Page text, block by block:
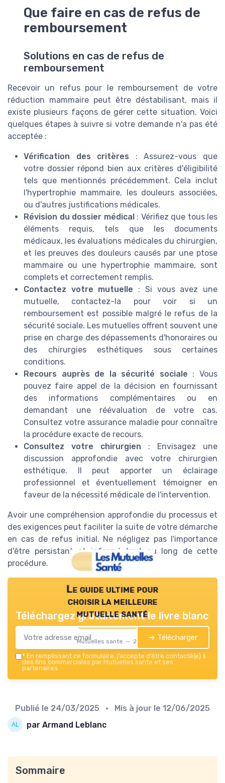
Que faire en cas de refus de
remboursement
Solutions en cas de refus de
remboursement
Recevoir un refus pour le remboursement de votre
réduction mammaire peut être déstabilisant, mais il
existe plusieurs façons de gérer cette situation. Voici
quelques étapes à suivre si votre demande n'a pas été
acceptée :
Vérification des critères : Assurez-vous que
votre dossier répond bien aux critères d'éligibilité
tels que mentionnés précédemment. Cela inclut
l'hypertrophie mammaire, les douleurs associées,
ou d'autres justifications médicales.
Révision du dossier médical : Vérifiez que tous les
éléments requis, tels que les documents
médicaux, les évaluations médicales du chirurgien,
et les preuves des douleurs causés par une ptose
mammaire ou une hypertrophie mammaire, sont
complets et correctement remplis.
Contactez votre mutuelle : Si vous avez une
mutuelle, contactez-la pour voir si un
remboursement est possible malgré le refus de la
sécurité sociale. Les mutuelles offrent souvent une
prise en charge des dépassements d'honoraires ou
des chirurgies esthétiques sous certaines
conditions.
Recours auprès de la sécurité sociale : Vous
pouvez faire appel de la décision en fournissant
des informations complémentaires ou en
demandant une réévaluation de votre cas.
Consultez votre assurance maladie pour connaître
la procédure exacte de recours.
Consultez votre chirurgien : Envisagez une
discussion approfondie avec votre chirurgien
esthétique. Il peut apporter un éclairage
professionnel et éventuellement témoigner en
faveur de la nécessité médicale de l'intervention.
Avoir une compréhension approfondie du processus et
des exigences peut faciliter la suite de votre démarche
en cas de refus initial. Ne négligez pas l'importance
d'être persistant et informé tout au long de cette
procédure.
Le guide ultime pour
choisir la meilleure
mutuelle santé
Mutuelles sante — 2026
Téléchargez gratuitement le livre blanc
➔ Télécharger
* En remplissant ce formulaire, j’accepte d’être contacté(e) à
des fins commerciales par Mutuelles sante et ses
partenaires.
Publié le 24/03/2025 • Mis à jour le 12/06/2025
par Armand Leblanc
Sommaire